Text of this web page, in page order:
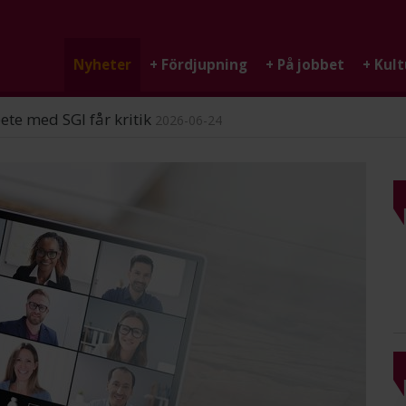
Nyheter + Fördjupning + På jobbet +
2026-06-25